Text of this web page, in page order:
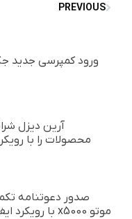
PREVIOUS
ورود کمپرسی جدید
آرین دیزل
محصولات را با
صدور دعوتنامه
موتو x5000 با رویکرد ایفای تعهدات مشتریان